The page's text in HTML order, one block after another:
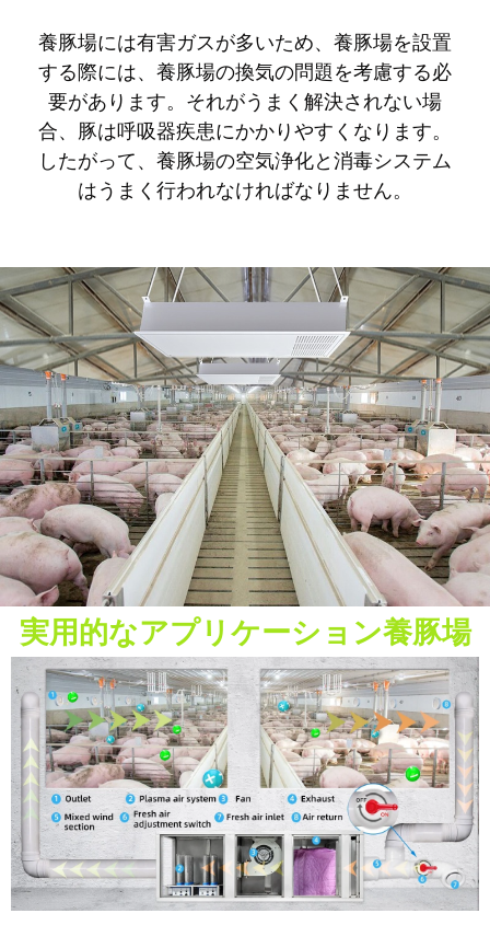
養豚場には有害ガスが多いため、養豚場を設置
する際には、養豚場の換気の問題を考慮する必
要があります。それがうまく解決されない場
合、豚は呼吸器疾患にかかりやすくなります。
したがって、養豚場の空気浄化と消毒システム
はうまく行われなければなりません。
実用的なアプリケーション養豚場